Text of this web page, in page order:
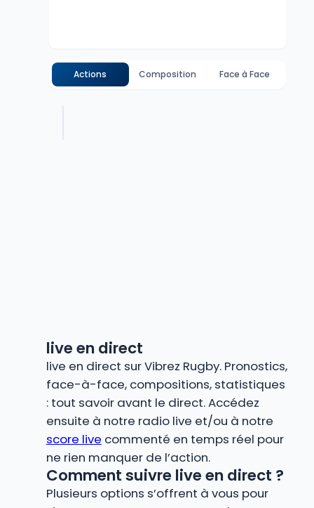
Actions Composition Face à Face
live en direct
live en direct sur Vibrez Rugby. Pronostics,
face-à-face, compositions, statistiques
: tout savoir avant le direct. Accédez
ensuite à notre radio live et/ou à notre
score live commenté en temps réel pour
ne rien manquer de l’action.
Comment suivre live en direct ?
Plusieurs options s’offrent à vous pour